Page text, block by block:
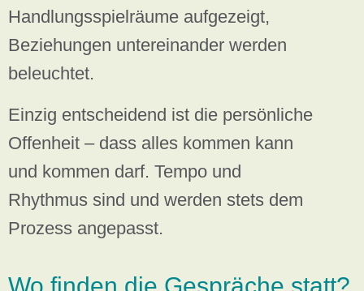
Handlungsspielräume aufgezeigt,
Beziehungen untereinander werden
beleuchtet.
Einzig entscheidend ist die persönliche
Offenheit – dass alles kommen kann
und kommen darf. Tempo und
Rhythmus sind und werden stets dem
Prozess angepasst.